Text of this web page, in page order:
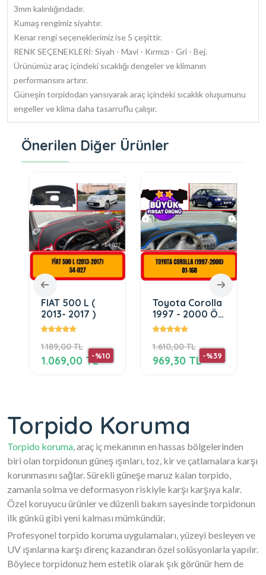
3mm kalınlığındadır.
Kumaş rengimiz siyahtır.
Kenar rengi seçeneklerimiz ise 5 çeşittir.
RENK SEÇENEKLERİ: Siyah - Mavi - Kırmızı - Gri - Bej.
Ürünümüz araç içindeki sıcaklığı dengeler ve klimanın
performansını artırır.
Güneşin torpidodan yansıyarak araç içindeki sıcaklık oluşumunu
engeller ve klima daha tasarruflu çalışır.
Önerilen Diğer Ürünler
FIAT 500 L (
2013- 2017 )
1.189,00 TL
-%10
1.069,00 TL
Toyota Corolla
1997 - 2000 Ön
Örtüsü Göğüs
Panel Torpido
Koruma
Koruyucu
1.610,00 TL
-%39
969,30 TL
Torpido Koruma
Torpido koruma, araç iç mekanının en hassas bölgelerinden
biri olan torpidonun güneş ışınları, toz, kir ve çatlamalara karşı
korunmasını sağlar. Sürekli güneşe maruz kalan torpido,
zamanla solma ve deformasyon riskiyle karşı karşıya kalır.
Özel koruyucu ürünler ve düzenli bakım sayesinde torpidonun
ilk günkü gibi yeni kalması mümkündür.
Profesyonel torpido koruma uygulamaları, yüzeyi besleyen ve
UV ışınlarına karşı direnç kazandıran özel solüsyonlarla yapılır.
Böylece torpidonuz hem estetik olarak şık görünür hem de